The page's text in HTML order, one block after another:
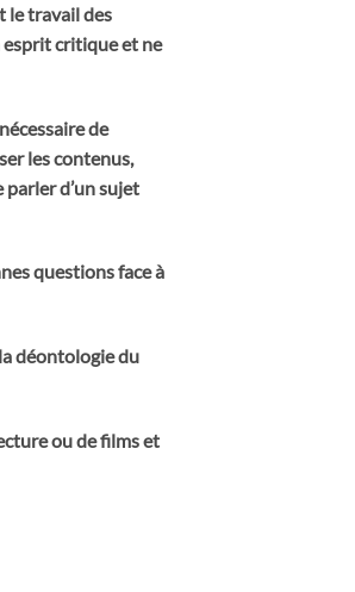
le travail des
esprit critique et ne
de
les contenus,
d’un sujet
questions face à
déontologie du
ou de films et